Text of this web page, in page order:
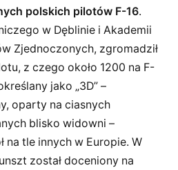
polskich pilotów F-16.
w Dęblinie i Akademii
Zjednoczonych, zgromadził
z czego około 1200 na F-
jako „3D” –
oparty na ciasnych
blisko widowni –
na tle innych w Europie. W
został doceniony na